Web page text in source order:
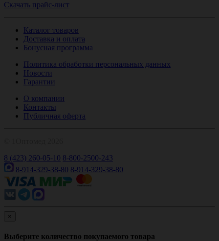
Скачать прайс-лист
Каталог товаров
Доставка и оплата
Бонусная программа
Политика обработки персональных данных
Новости
Гарантии
О компании
Контакты
Публичная оферта
8 (423) 260-05-10 8-800-2500-243
8-914-329-38-80 8-914-329-38-80
×
Выберите количество покупаемого товара